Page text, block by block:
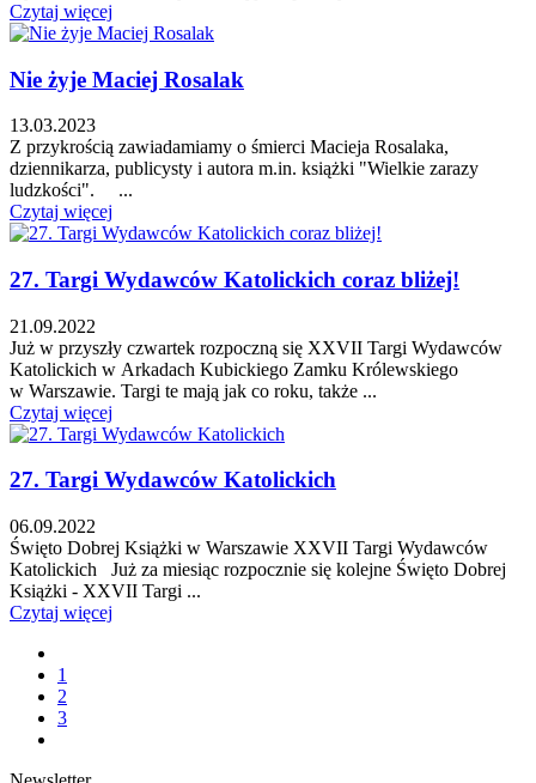
Czytaj więcej
Nie żyje Maciej Rosalak
13.03.2023
Z przykrością zawiadamiamy o śmierci Macieja Rosalaka,
dziennikarza, publicysty i autora m.in. książki "Wielkie zarazy
ludzkości". ...
Czytaj więcej
27. Targi Wydawców Katolickich coraz bliżej!
21.09.2022
Już w przyszły czwartek rozpoczną się XXVII Targi Wydawców
Katolickich w Arkadach Kubickiego Zamku Królewskiego
w Warszawie. Targi te mają jak co roku, także ...
Czytaj więcej
27. Targi Wydawców Katolickich
06.09.2022
Święto Dobrej Książki w Warszawie XXVII Targi Wydawców
Katolickich Już za miesiąc rozpocznie się kolejne Święto Dobrej
Książki - XXVII Targi ...
Czytaj więcej
1
2
3